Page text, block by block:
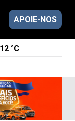
APOIE-NOS
12 °C